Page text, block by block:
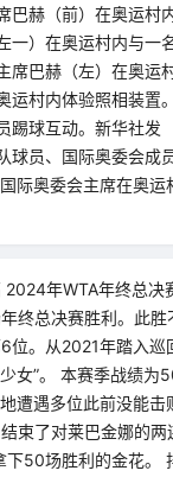
巴赫（前）在奥运村
一）在奥运村内与一
席巴赫（左）在奥运
村内体验照相装置。
踢球互动。新华社发
球员、国际奥委会成
际奥委会主席在奥运
2024年WTA年终总决
终总决赛胜利。此胜
位。从2021年踏入巡
女”。 本赛季战绩为
遭遇多位此前没能击
束了对莱巴金娜的两
下50场胜利的金花。